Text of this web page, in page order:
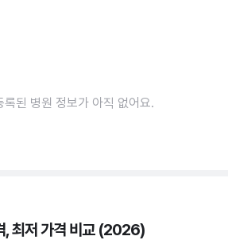
록된 병원 정보가 아직 없어요.
, 최저 가격 비교 (2026)